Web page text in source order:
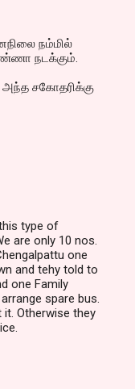
நம்மில்
நடக்கும்.
அந்த சகோதரிக்கு
type of
are only 10 nos.
one
and tehy told to
one Family
spare bus.
it. Otherwise they